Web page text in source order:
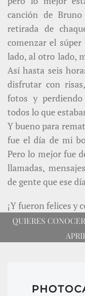
canción de
retirada de
comenzar el súper
lado, al otro lado,
Así hasta seis
disfrutar con
fotos y
todos lo que
Y bueno para
fue el día de mi
Pero lo mejor fue
llamadas,
de gente que ese
¡Y fueron felices y
QUIERES